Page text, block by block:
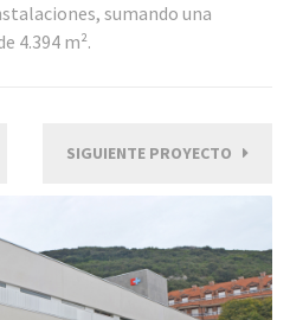
sumando una
4.394 m².
SIGUIENTE PROYECTO